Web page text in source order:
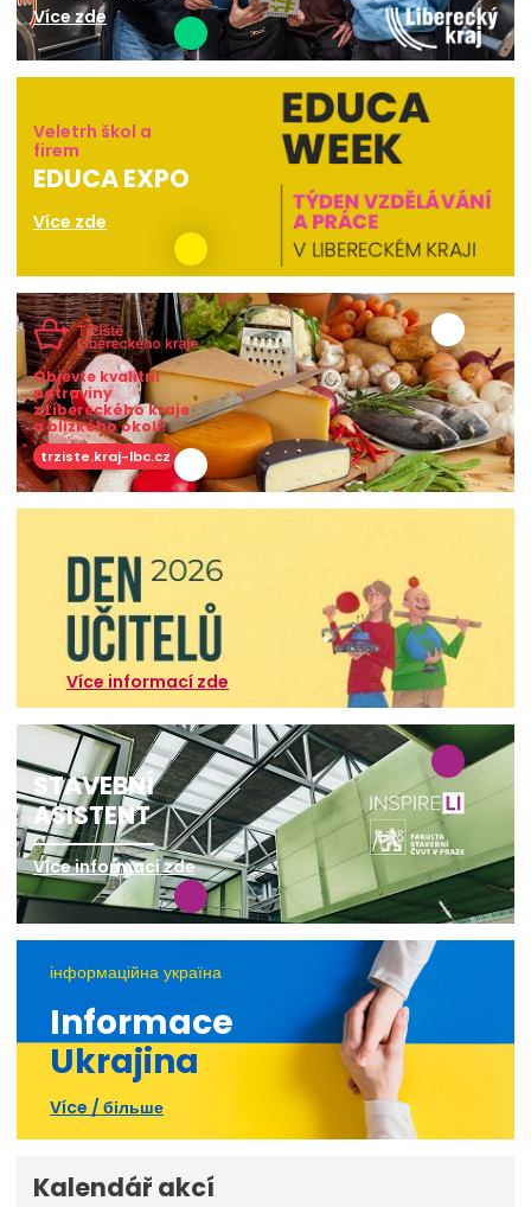
Více zde
Veletrh škol a
firem
EDUCA EXPO
Více zde
Objevte kvalitní
potraviny
z Libereckého kraje
a blízkého okolí!
trziste.kraj-lbc.cz
Více informací zde
STAVEBNÍ
ASISTENT
Více informací zde
інформаційна україна
Informace
Ukrajina
Více / більше
Kalendář akcí